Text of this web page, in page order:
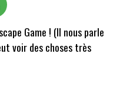
Game ! (Il nous parle
voir des choses très